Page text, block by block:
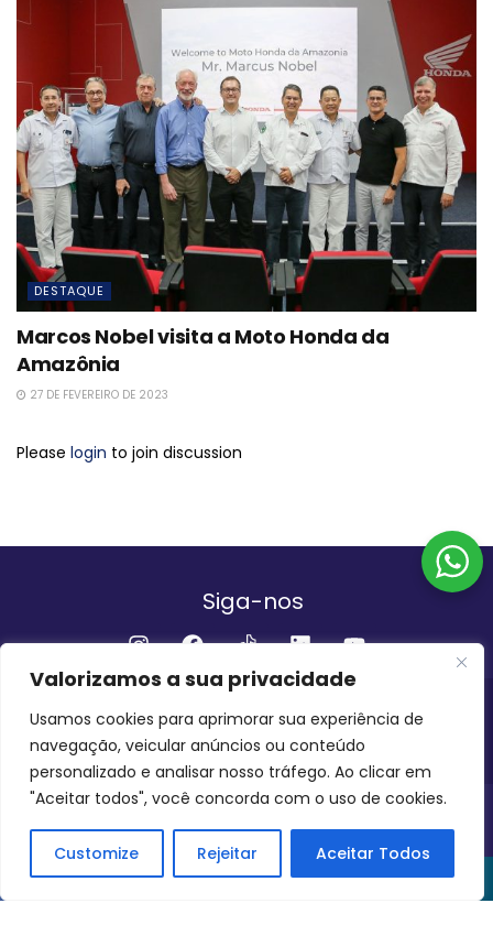
Valorizamos a sua privacidade
Usamos cookies para aprimorar sua experiência de
navegação, veicular anúncios ou conteúdo
personalizado e analisar nosso tráfego. Ao clicar em
"Aceitar todos", você concorda com o uso de cookies.
Customize Rejeitar Aceitar Todos
DESTAQUE
Marcos Nobel visita a Moto Honda da
Amazônia
27 DE FEVEREIRO DE 2023
Please login to join discussion
Siga-nos
Institucional
QUEM SOMOS FALE CONOSCO
INVEST AMAZÔNIA BRASIL
COPYRIGHT 2024 - 2026